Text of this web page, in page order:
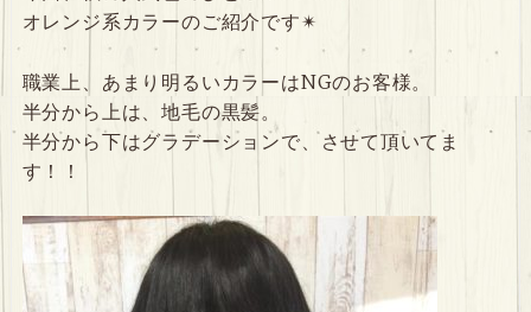
オレンジ系カラーのご紹介です✴︎
職業上、あまり明るいカラーはNGのお客様。
半分から上は、地毛の黒髪。
半分から下はグラデーションで、させて頂いてま
す！！